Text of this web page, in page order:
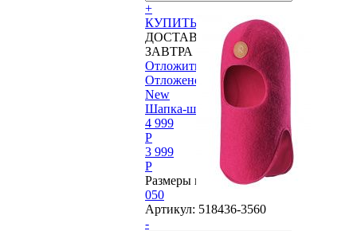
+
КУПИТЬ
ДОСТАВИМ
ЗАВТРА
Отложить
Отложено
New
Шапка-шлем Reima®, Kolo
4 999
P
3 999
P
Размеры в наличии:
050
Артикул: 518436-3560
-